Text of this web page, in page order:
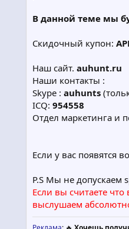
В данной теме мы
Скидочный купон:
Наш сайт. auhunt.ru
Наши контакты :
Skype : auhunts
ICQ: 954558
Отдел маркетинга и
Если у вас появятся
P.S Мы не допускаем
Если вы считаете
выслушаем